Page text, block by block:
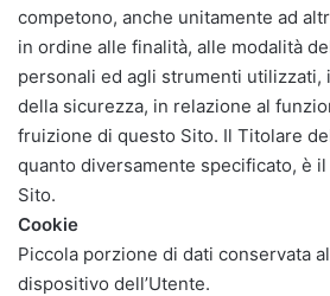
competono, anche unitamente ad
in ordine alle finalità, alle modalità
personali ed agli strumenti
della sicurezza, in relazione al
fruizione di questo Sito. Il Titolare
quanto diversamente specificato, è
Sito.
Cookie
Piccola porzione di dati conservata
dispositivo dell’Utente.